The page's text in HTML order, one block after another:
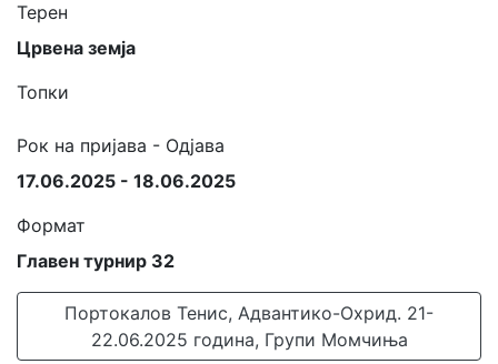
Терен
Црвена земја
Топки
Рок на пријава - Одјава
17.06.2025 - 18.06.2025
Формат
Главен турнир 32
Портокалов Тенис, Адвантико-Охрид. 21-
22.06.2025 година, Групи Момчиња